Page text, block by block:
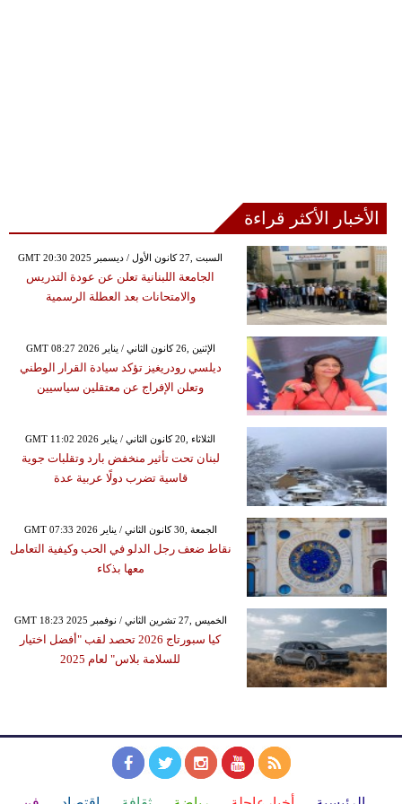
الأخبار الأكثر قراءة
GMT 20:30 2025 السبت ,27 كانون الأول / ديسمبر
الجامعة اللبنانية تعلن عن عودة التدريس
والامتحانات بعد العطلة الرسمية
GMT 08:27 2026 الإثنين ,26 كانون الثاني / يناير
ديلسي رودريغيز تؤكد سيادة القرار الوطني
وتعلن الإفراج عن معتقلين سياسيين
GMT 11:02 2026 الثلاثاء ,20 كانون الثاني / يناير
لبنان تحت تأثير منخفض بارد وتقلبات جوية
قاسية تضرب دولًا عربية عدة
GMT 07:33 2026 الجمعة ,30 كانون الثاني / يناير
نقاط ضعف رجل الدلو في الحب وكيفية التعامل
معها بذكاء
GMT 18:23 2025 الخميس ,27 تشرين الثاني / نوفمبر
كيا سبورتاج 2026 تحصد لقب "أفضل اختيار
للسلامة بلاس" لعام 2025